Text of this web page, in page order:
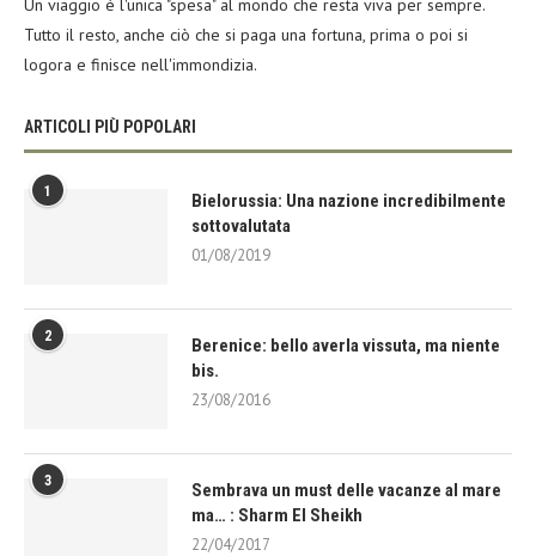
Un viaggio è l'unica "spesa" al mondo che resta viva per sempre.
Tutto il resto, anche ciò che si paga una fortuna, prima o poi si
logora e finisce nell'immondizia.
ARTICOLI PIÙ POPOLARI
1
Bielorussia: Una nazione incredibilmente
sottovalutata
01/08/2019
2
Berenice: bello averla vissuta, ma niente
bis.
23/08/2016
3
Sembrava un must delle vacanze al mare
ma… : Sharm El Sheikh
22/04/2017